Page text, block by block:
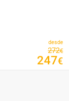
desde
272€
247€